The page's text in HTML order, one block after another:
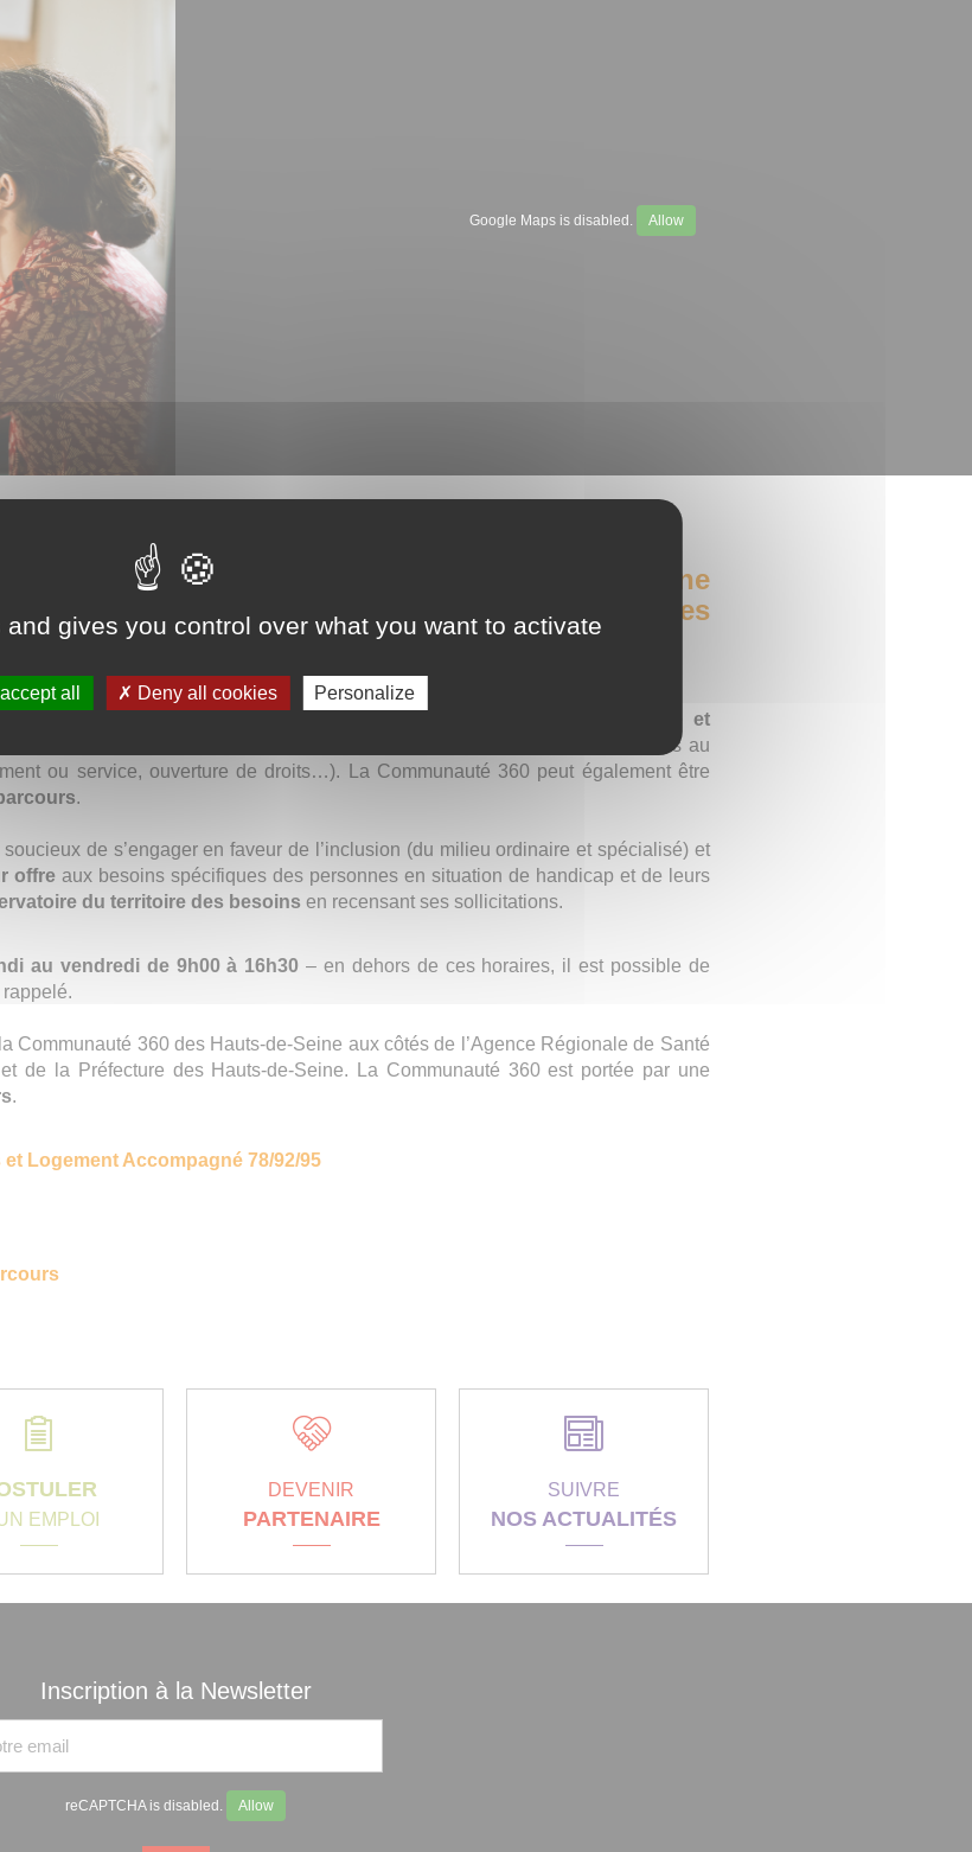
Google Maps is disabled. Allow
plateforme téléphonique nationale – avec une
- sans condition d’accès à destination des
leurs aidants et les professionnels.
informe, oriente et
du quotidien (logement, travail, école, loisirs, transports…) ou dans l’accès au
ou service, ouverture de droits…). La Communauté 360 peut également être
.
soucieux de s’engager en faveur de l’inclusion (du milieu ordinaire et spécialisé) et
offre aux besoins spécifiques des personnes en situation de handicap et de leurs
du territoire des besoins en recensant ses sollicitations.
au vendredi de 9h00 à 16h30 – en dehors de ces horaires, il est possible de
Communauté 360 des Hauts-de-Seine aux côtés de l’Agence Régionale de Santé
de la Préfecture des Hauts-de-Seine. La Communauté 360 est portée par une
.
et Logement Accompagné 78/92/95
EMPLOI
DEVENIR
PARTENAIRE
SUIVRE
NOS ACTUALITÉS
Inscription à la Newsletter
reCAPTCHA is disabled. Allow
gives you control over what you want to activate
all Deny all cookies Personalize